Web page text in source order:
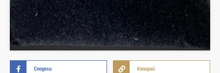
Сподели Копирай